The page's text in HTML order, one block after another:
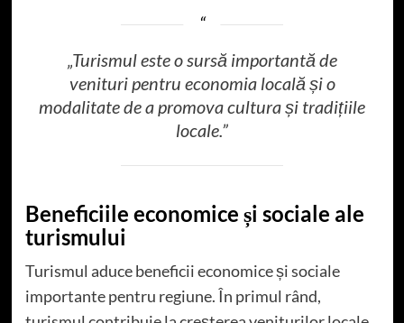
„Turismul este o sursă importantă de
venituri pentru economia locală și o
modalitate de a promova cultura și tradițiile
locale.”
Beneficiile economice și sociale ale
turismului
Turismul aduce beneficii economice și sociale
importante pentru regiune. În primul rând,